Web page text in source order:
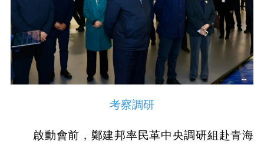
考察調研
啟動會前，鄭建邦率民革中央調研組赴青海